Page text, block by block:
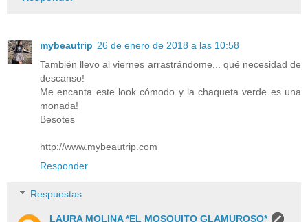
mybeautrip 26 de enero de 2018 a las 10:58
También llevo al viernes arrastrándome... qué necesidad de
descanso!
Me encanta este look cómodo y la chaqueta verde es una
monada!
Besotes
http://www.mybeautrip.com
Responder
Respuestas
LAURA MOLINA *EL MOSQUITO GLAMUROSO*